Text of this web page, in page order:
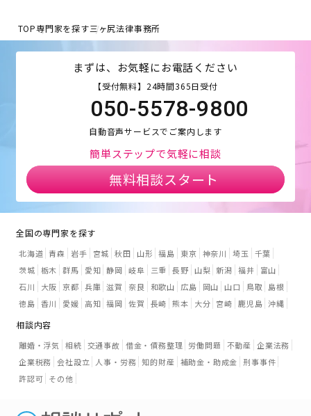
TOP専門家を探す三ヶ尻法律事務所
まずは、お気軽にお電話ください
【受付無料】24時間365日受付
050-5578-9800
自動音声サービスでご案内します
簡単ステップで気軽に相談
無料相談スタート
全国の専門家を探す
北海道 青森 岩手 宮城 秋田 山形 福島 東京 神奈川 埼玉
千葉
茨城 栃木 群馬 愛知 静岡 岐阜 三重 長野 山梨 新潟 福井
富山
石川
大阪 京都 兵庫 滋賀 奈良 和歌山 広島 岡山 山口 鳥取
島根
徳島 香川 愛媛 高知 福岡 佐賀 長崎 熊本 大分 宮崎 鹿児島 沖縄
相談内容
離婚・浮気 相続 交通事故 借金・債務整理 労働問題 不動産 企業法務
企業税務 会社設立 人事・労務 知的財産 補助金・助成金 刑事事件
許認可 その他